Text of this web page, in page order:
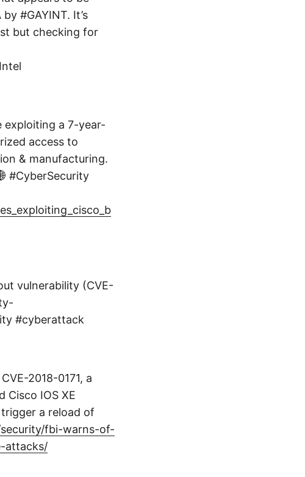
#GAYINT. It’s
but checking for
a 7-year-
access to
& manufacturing.
#CyberSecurity
vulnerability (CVE-
#cyberattack
2018-0171, a
Cisco IOS XE
a reload of
fbi-warns-of-
attacks/